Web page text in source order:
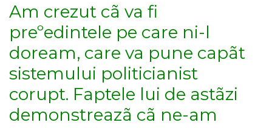
Am crezut cã va fi
preºedintele pe care ni-l
doream, care va pune capãt
sistemului politicianist
corupt. Faptele lui de astãzi
demonstreazã cã ne-am